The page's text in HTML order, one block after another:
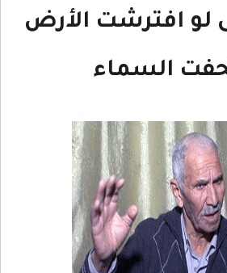
لو افترشت الأرض
السماء